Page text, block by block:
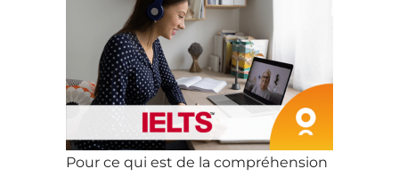
Pour ce qui est de la compréhension